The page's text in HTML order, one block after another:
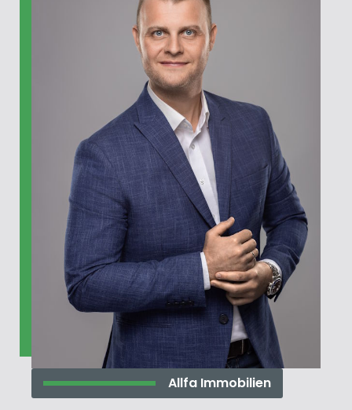
Allfa Immobilien